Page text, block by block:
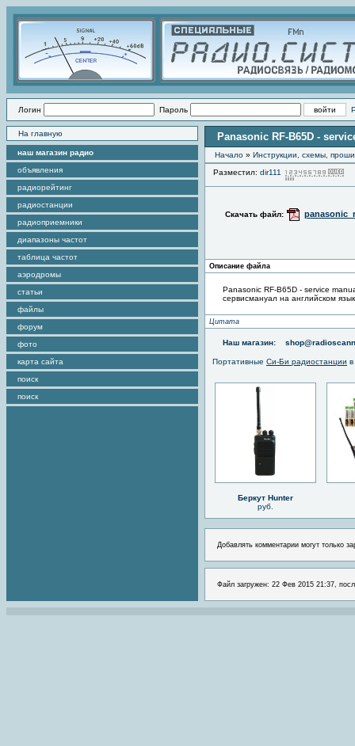
Логин Пароль
На главную
наш магазин радио
объявления
радиорейтинг
радиостанции
радиоприемники
диапазоны частот
таблица частот
аэродромы
статьи
файлы
форум
фото
карта сайта
поиск
поиск
Panasonic RF-B65D -
Начало » Инструкции, схемы,
Разместил: dir111
Скачать файл:
Описание файла
Panasonic RF-B65D - service
сервисмануал на английском
Цитата
Наш магазин:
Портативные Си-Би радиостанции
Беркут Hunter
руб.
Добавлять комментарии могут только
Файл загружен: 22 Фев 2015 21:37,